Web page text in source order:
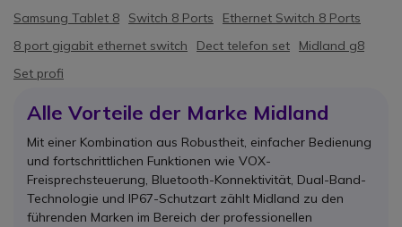
Samsung Tablet 8
Switch 8 Ports
Ethernet Switch 8 Ports
8 port gigabit ethernet switch
Dect telefon set
Midland g8
Set profi
Alle Vorteile der Marke Midland
Mit einer Kombination aus Robustheit, einfacher Bedienung
und fortschrittlichen Funktionen wie VOX-
Freisprechsteuerung, Bluetooth-Konnektivität, Dual-Band-
Technologie und IP67-Schutzart zählt Midland zu den
führenden Marken im Bereich der professionellen